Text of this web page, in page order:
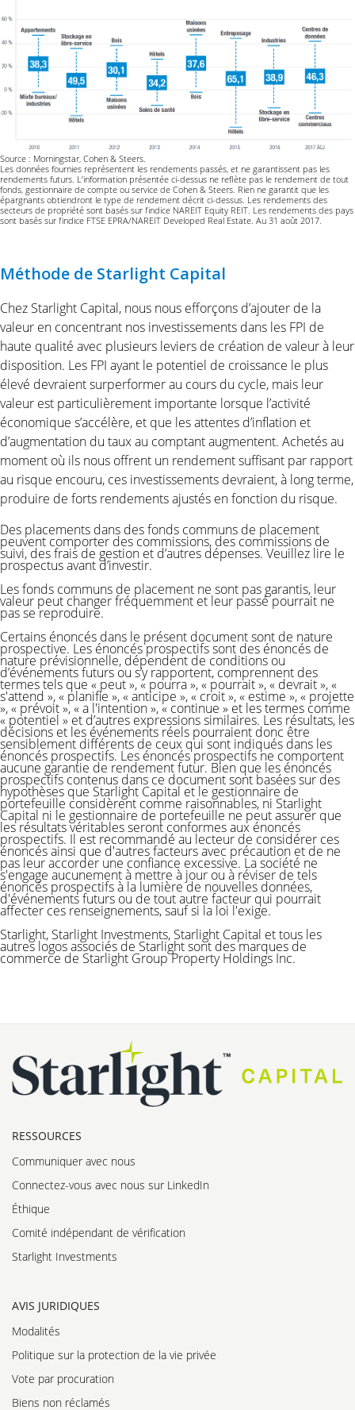
Source : Morningstar, Cohen & Steers.
Les données fournies représentent les rendements passés, et ne garantissent pas les
rendements futurs. L’information présentée ci-dessus ne reflète pas le rendement de tout
fonds, gestionnaire de compte ou service de Cohen & Steers. Rien ne garantit que les
épargnants obtiendront le type de rendement décrit ci-dessus. Les rendements des
secteurs de propriété sont basés sur l’indice NAREIT Equity REIT. Les rendements des pays
sont basés sur l’indice FTSE EPRA/NAREIT Developed Real Estate. Au 31 août 2017.
Méthode de Starlight Capital
Chez Starlight Capital, nous nous efforçons d’ajouter de la
valeur en concentrant nos investissements dans les FPI de
haute qualité avec plusieurs leviers de création de valeur à leur
disposition. Les FPI ayant le potentiel de croissance le plus
élevé devraient surperformer au cours du cycle, mais leur
valeur est particulièrement importante lorsque l’activité
économique s’accélère, et que les attentes d’inflation et
d’augmentation du taux au comptant augmentent. Achetés au
moment où ils nous offrent un rendement suffisant par rapport
au risque encouru, ces investissements devraient, à long terme,
produire de forts rendements ajustés en fonction du risque.
Des placements dans des fonds communs de placement
peuvent comporter des commissions, des commissions de
suivi, des frais de gestion et d’autres dépenses. Veuillez lire le
prospectus avant d’investir.
Les fonds communs de placement ne sont pas garantis, leur
valeur peut changer fréquemment et leur passé pourrait ne
pas se reproduire.
Certains énoncés dans le présent document sont de nature
prospective. Les énoncés prospectifs sont des énoncés de
nature prévisionnelle, dépendent de conditions ou
d’événements futurs ou s’y rapportent, comprennent des
termes tels que « peut », « pourra », « pourrait », « devrait », «
s'attend », « planifie », « anticipe », « croit », « estime », « projette
», « prévoit », « a l'intention », « continue » et les termes comme
« potentiel » et d’autres expressions similaires. Les résultats, les
décisions et les événements réels pourraient donc être
sensiblement différents de ceux qui sont indiqués dans les
énoncés prospectifs. Les énoncés prospectifs ne comportent
aucune garantie de rendement futur. Bien que les énoncés
prospectifs contenus dans ce document sont basées sur des
hypothèses que Starlight Capital et le gestionnaire de
portefeuille considèrent comme raisonnables, ni Starlight
Capital ni le gestionnaire de portefeuille ne peut assurer que
les résultats véritables seront conformes aux énoncés
prospectifs. Il est recommandé au lecteur de considérer ces
énoncés ainsi que d'autres facteurs avec précaution et de ne
pas leur accorder une confiance excessive. La société ne
s'engage aucunement à mettre à jour ou à réviser de tels
énoncés prospectifs à la lumière de nouvelles données,
d'événements futurs ou de tout autre facteur qui pourrait
affecter ces renseignements, sauf si la loi l'exige.
Starlight, Starlight Investments, Starlight Capital et tous les
autres logos associés de Starlight sont des marques de
commerce de Starlight Group Property Holdings Inc.
RESSOURCES
Communiquer avec nous
Connectez-vous avec nous sur LinkedIn
Éthique
Comité indépendant de vérification
Starlight Investments
AVIS JURIDIQUES
Modalités
Politique sur la protection de la vie privée
Vote par procuration
Biens non réclamés